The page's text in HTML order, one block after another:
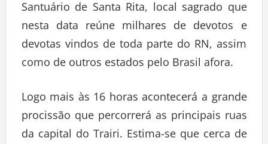
Santuário de Santa Rita, local sagrado que
nesta data reúne milhares de devotos e
devotas vindos de toda parte do RN, assim
como de outros estados pelo Brasil afora.
Logo mais às 16 horas acontecerá a grande
procissão que percorrerá as principais ruas
da capital do Trairi. Estima-se que cerca de